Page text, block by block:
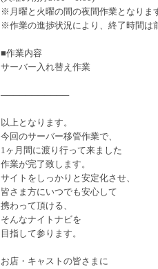
※月曜と火曜の間の夜間作業となりま
※作業の進捗状況により、終了時間は
■作業内容
サーバー入れ替え作業
───────────
以上となります。
今回のサーバー移管作業で、
1ヶ月間に渡り行って来ました
作業が完了致します。
サイトをしっかりと安定化させ、
皆さま方にいつでも安心して
携わって頂ける、
そんなナイトナビを
目指して参ります。
お店・キャストの皆さまに